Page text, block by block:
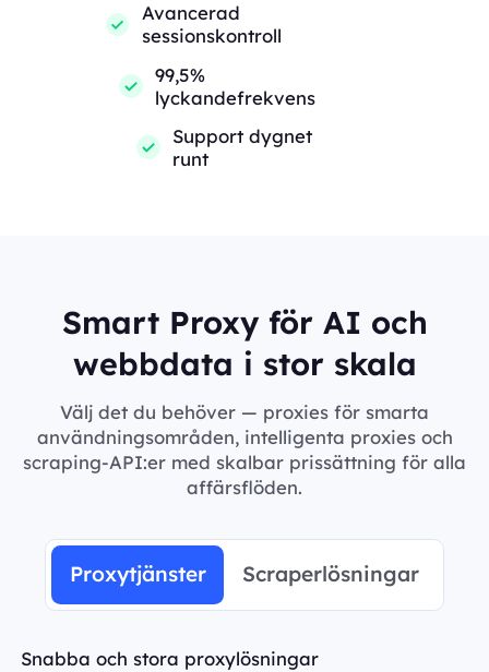
Avancerad
sessionskontroll
99,5%
lyckandefrekvens
Support dygnet
runt
Smart Proxy för AI och
webbdata i stor skala
Välj det du behöver — proxies för smarta
användningsområden, intelligenta proxies och
scraping-API:er med skalbar prissättning för alla
affärsflöden.
Proxytjänster Scraperlösningar
Snabba och stora proxylösningar